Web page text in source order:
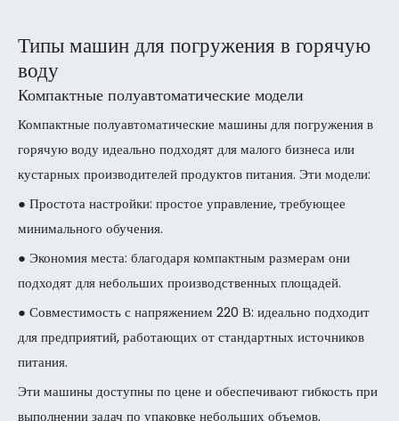
Типы машин для погружения в горячую
воду
Компактные полуавтоматические модели
Компактные полуавтоматические машины для погружения в
горячую воду идеально подходят для малого бизнеса или
кустарных производителей продуктов питания. Эти модели:
● Простота настройки: простое управление, требующее
минимального обучения.
● Экономия места: благодаря компактным размерам они
подходят для небольших производственных площадей.
● Совместимость с напряжением 220 В: идеально подходит
для предприятий, работающих от стандартных источников
питания.
Эти машины доступны по цене и обеспечивают гибкость при
выполнении задач по упаковке небольших объемов.